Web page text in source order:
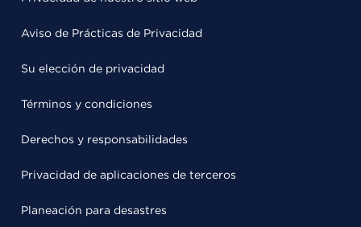
Aviso de Prácticas de Privacidad
Su elección de privacidad
Términos y condiciones
Derechos y responsabilidades
Privacidad de aplicaciones de terceros
Planeación para desastres